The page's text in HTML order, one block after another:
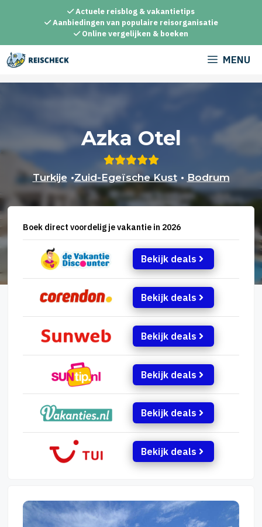
inhoud
Actuele reisblog & vakantietips
Aanbiedingen van populaire reisorganisatie
Online vergelijken & boeken
MENU
Azka Otel
Turkije •Zuid-Egeïsche Kust • Bodrum
Boek direct voordelig je vakantie in 2026
Bekijk deals
Bekijk deals
Bekijk deals
Bekijk deals
Bekijk deals
Bekijk deals